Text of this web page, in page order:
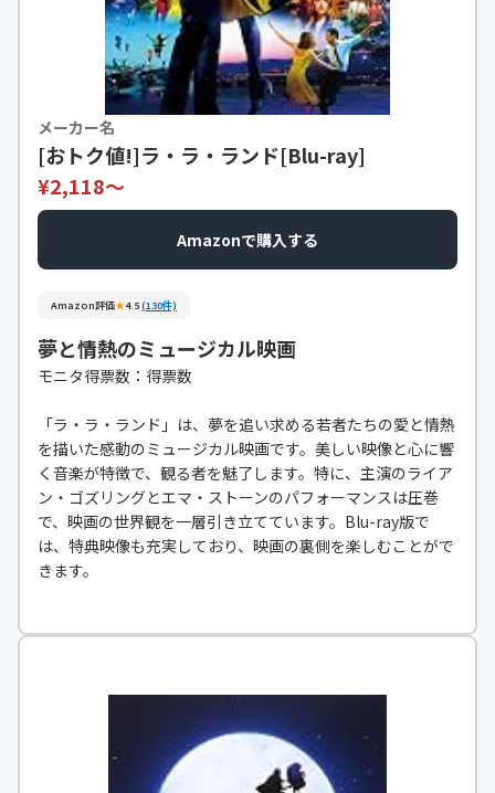
メーカー名
[おトク値!]ラ・ラ・ランド[Blu-ray]
¥2,118〜
Amazonで購入する
Amazon評価★4.5(130件)
夢と情熱のミュージカル映画
モニタ得票数：得票数
「ラ・ラ・ランド」は、夢を追い求める若者たちの愛と情熱
を描いた感動のミュージカル映画です。美しい映像と心に響
く音楽が特徴で、観る者を魅了します。特に、主演のライア
ン・ゴズリングとエマ・ストーンのパフォーマンスは圧巻
で、映画の世界観を一層引き立てています。Blu-ray版で
は、特典映像も充実しており、映画の裏側を楽しむことがで
きます。